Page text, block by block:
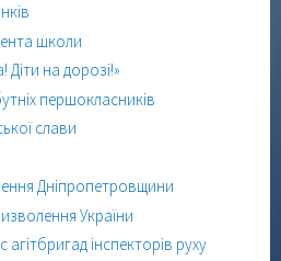
школи
Діти на дорозі!»
першокласників
слави
Дніпропетровщини
України
агітбригад інспекторів руху